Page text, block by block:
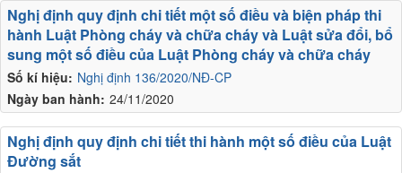
Số kí hiệu: Nghị định 136/2020/NĐ-CP
Ngày ban hành: 24/11/2020
Nghị định quy định chi tiết một số điều và biện pháp thi
hành Luật Phòng cháy và chữa cháy và Luật sửa đổi, bổ
sung một số điều của Luật Phòng cháy và chữa cháy
Nghị định quy định chi tiết thi hành một số điều của Luật
Đường sắt